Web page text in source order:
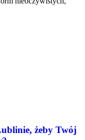
żeby Twój